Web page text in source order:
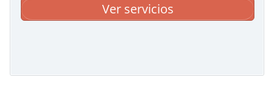
Ver servicios